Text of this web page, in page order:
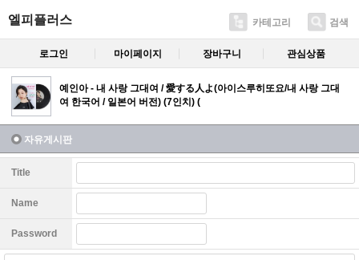
엘피플러스 카테고리 검색
로그인 마이페이지 장바구니 관심상품
예인아 - 내 사랑 그대여 / 愛する人よ(아이스루히또요/내 사랑 그대
여 한국어 / 일본어 버전) (7인치) (
자유게시판
Title
Name
Password